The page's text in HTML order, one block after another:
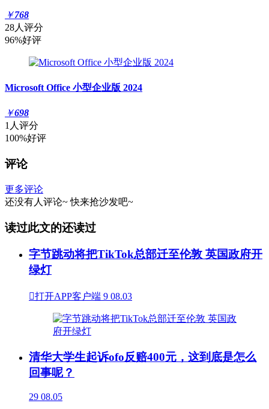
￥768
28人评分
96%好评
Microsoft Office 小型企业版 2024
￥698
1人评分
100%好评
评论
更多评论
还没有人评论~ 快来抢沙发吧~
读过此文的还读过
字节跳动将把TikTok总部迁至伦敦 英国政府开
绿灯
打开APP客户端 9 08.03
清华大学生起诉ofo反赔400元，这到底是怎么
回事呢？
29 08.05